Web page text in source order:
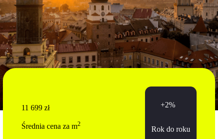
11 699 zł
Średnia cena za m2
+2%
Rok do roku